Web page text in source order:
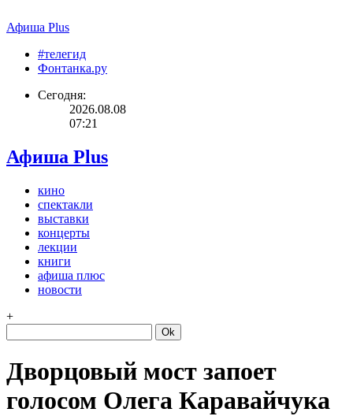
Афиша Plus
#телегид
Фонтанка.ру
Сегодня:
2026.08.08
07:21
Афиша Plus
кино
спектакли
выставки
концерты
лекции
книги
афиша плюс
новости
+
Дворцовый мост запоет
голосом Олега Каравайчука